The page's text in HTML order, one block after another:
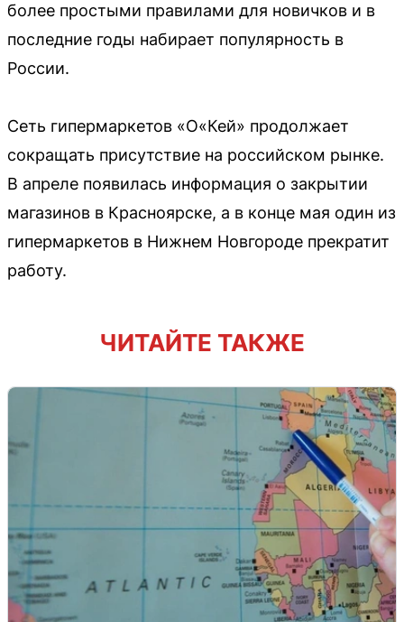
более простыми правилами для новичков и в
последние годы набирает популярность в
России.
Сеть гипермаркетов «О«Кей» продолжает
сокращать присутствие на российском рынке.
В апреле появилась информация о закрытии
магазинов в Красноярске, а в конце мая один из
гипермаркетов в Нижнем Новгороде прекратит
работу.
ЧИТАЙТЕ ТАКЖЕ